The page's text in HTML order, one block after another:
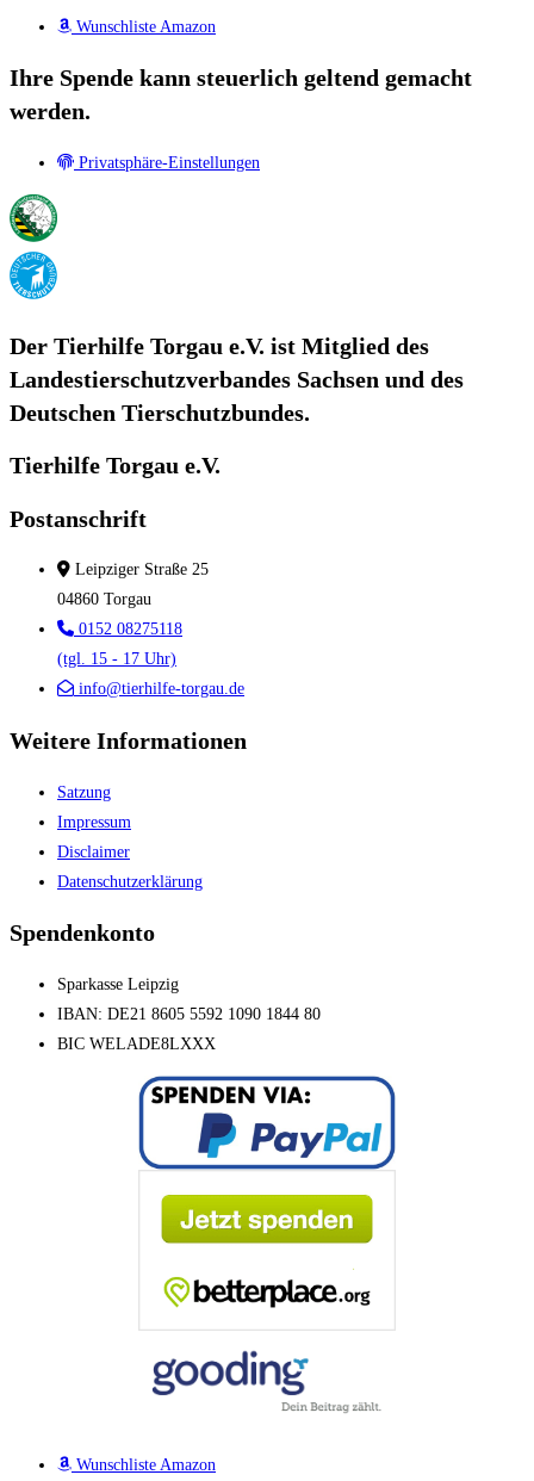
Wunschliste Amazon
Ihre Spende kann steuerlich geltend gemacht
werden.
Privatsphäre-Einstellungen
Der Tierhilfe Torgau e.V. ist Mitglied des
Landestierschutzverbandes Sachsen und des
Deutschen Tierschutzbundes.
Tierhilfe Torgau e.V.
Postanschrift
Leipziger Straße 25
04860 Torgau
0152 08275118
(tgl. 15 - 17 Uhr)
info@tierhilfe-torgau.de
Weitere Informationen
Satzung
Impressum
Disclaimer
Datenschutzerklärung
Spendenkonto
Sparkasse Leipzig
IBAN: DE21 8605 5592 1090 1844 80
BIC WELADE8LXXX
Wunschliste Amazon